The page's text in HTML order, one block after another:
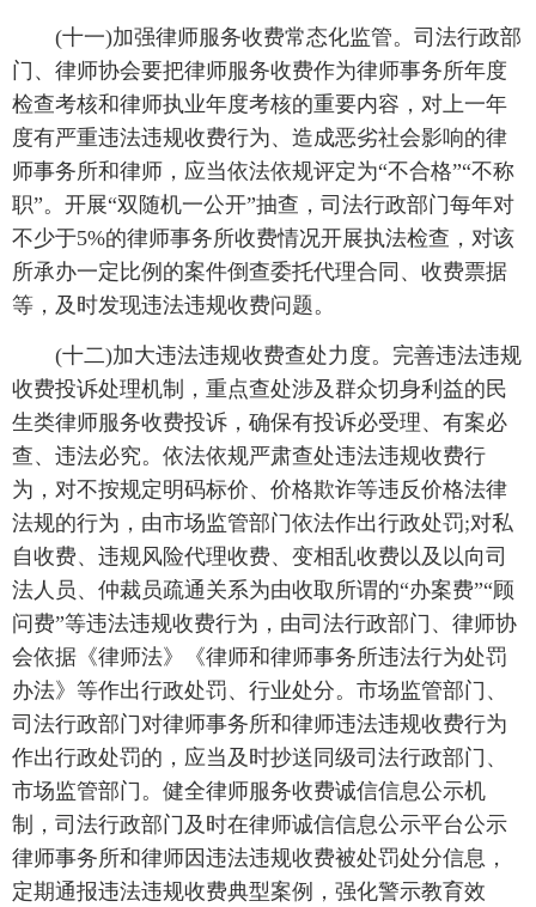
(十一)加强律师服务收费常态化监管。司法行政部
门、律师协会要把律师服务收费作为律师事务所年度
检查考核和律师执业年度考核的重要内容，对上一年
度有严重违法违规收费行为、造成恶劣社会影响的律
师事务所和律师，应当依法依规评定为“不合格”“不称
职”。开展“双随机一公开”抽查，司法行政部门每年对
不少于5%的律师事务所收费情况开展执法检查，对该
所承办一定比例的案件倒查委托代理合同、收费票据
等，及时发现违法违规收费问题。
(十二)加大违法违规收费查处力度。完善违法违规
收费投诉处理机制，重点查处涉及群众切身利益的民
生类律师服务收费投诉，确保有投诉必受理、有案必
查、违法必究。依法依规严肃查处违法违规收费行
为，对不按规定明码标价、价格欺诈等违反价格法律
法规的行为，由市场监管部门依法作出行政处罚;对私
自收费、违规风险代理收费、变相乱收费以及以向司
法人员、仲裁员疏通关系为由收取所谓的“办案费”“顾
问费”等违法违规收费行为，由司法行政部门、律师协
会依据《律师法》《律师和律师事务所违法行为处罚
办法》等作出行政处罚、行业处分。市场监管部门、
司法行政部门对律师事务所和律师违法违规收费行为
作出行政处罚的，应当及时抄送同级司法行政部门、
市场监管部门。健全律师服务收费诚信信息公示机
制，司法行政部门及时在律师诚信信息公示平台公示
律师事务所和律师因违法违规收费被处罚处分信息，
定期通报违法违规收费典型案例，强化警示教育效